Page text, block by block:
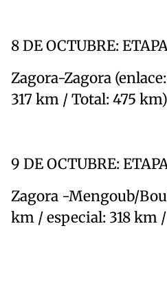
8 DE OCTUBRE:
Zagora-Zagora
317 km / Total: 475
9 DE OCTUBRE:
Zagora -Mengoub/
km / especial: 318 km